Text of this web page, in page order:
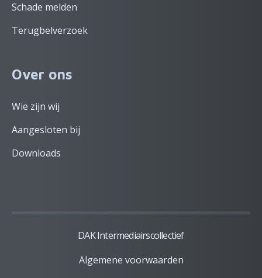
Schade melden
Terugbelverzoek
Over ons
Wie zijn wij
Aangesloten bij
Downloads
DAK Intermediairscollectief
Algemene voorwaarden